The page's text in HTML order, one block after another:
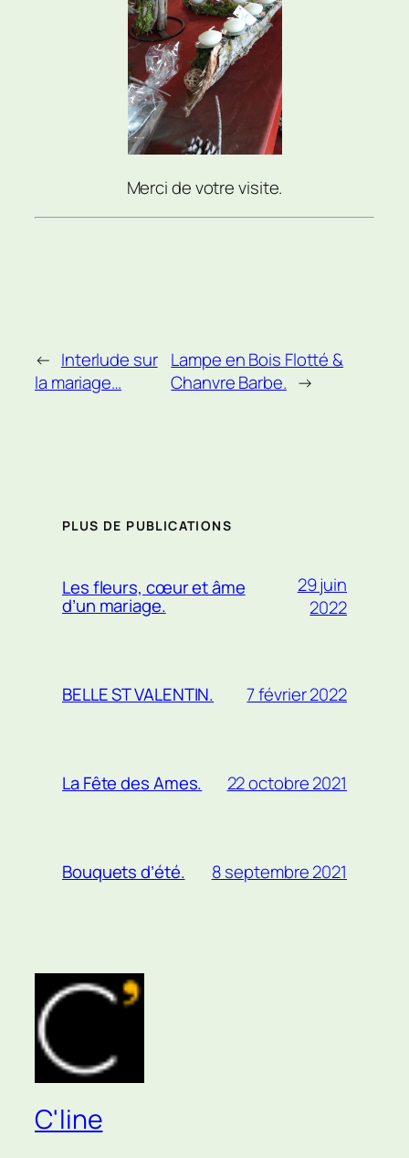
Merci de votre visite.
← Interlude sur
la mariage…
Lampe en Bois Flotté &
Chanvre Barbe. →
PLUS DE PUBLICATIONS
Les fleurs, cœur et âme
d’un mariage.
29 juin
2022
BELLE ST VALENTIN. 7 février 2022
La Fête des Ames. 22 octobre 2021
Bouquets d’été. 8 septembre 2021
C'line